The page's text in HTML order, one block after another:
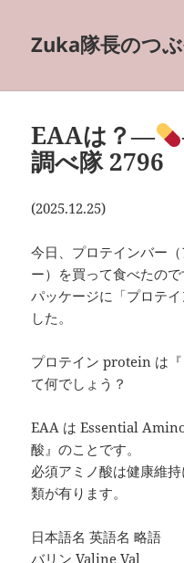
Zuka隊長のつ
EAAは？―
調べ隊 2796
(2025.12.25)
今日、プロテインバー
ー）を買って食べたので
パッケージに「プロテ
した。
プロテイン protein は
て何でしょう？
EAA は Essential
酸』のことです。
必須アミノ酸は健康維
類が有ります。
日本語名 英語名 略語
バリン Valine Val